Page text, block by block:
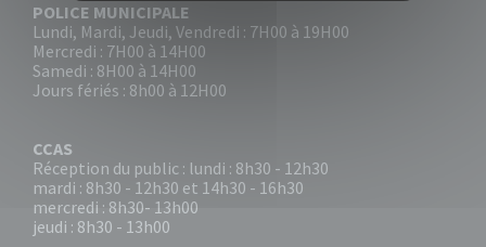
POLICE MUNICIPALE
Lundi, Mardi, Jeudi, Vendredi : 7H00 à 19H00
Mercredi : 7H00 à 14H00
Samedi : 8H00 à 14H00
Jours fériés : 8h00 à 12H00
CCAS
Réception du public : lundi : 8h30 - 12h30
mardi : 8h30 - 12h30 et 14h30 - 16h30
mercredi : 8h30- 13h00
jeudi : 8h30 - 13h00